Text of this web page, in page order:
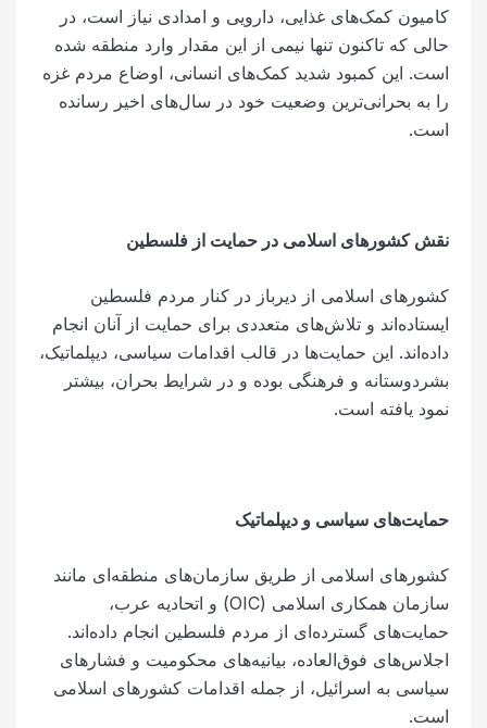
کامیون کمک‌های غذایی، دارویی و امدادی نیاز است، در
حالی که تاکنون تنها نیمی از این مقدار وارد منطقه شده
است. این کمبود شدید کمک‌های انسانی، اوضاع مردم غزه
را به بحرانی‌ترین وضعیت خود در سال‌های اخیر رسانده
است.
نقش کشورهای اسلامی در حمایت از فلسطین
کشورهای اسلامی از دیرباز در کنار مردم فلسطین
ایستاده‌اند و تلاش‌های متعددی برای حمایت از آنان انجام
داده‌اند. این حمایت‌ها در قالب اقدامات سیاسی، دیپلماتیک،
بشردوستانه و فرهنگی بوده و در شرایط بحران، بیشتر
نمود یافته است.
حمایت‌های سیاسی و دیپلماتیک
کشورهای اسلامی از طریق سازمان‌های منطقه‌ای مانند
سازمان همکاری اسلامی (OIC) و اتحادیه عرب،
حمایت‌های گسترده‌ای از مردم فلسطین انجام داده‌اند.
اجلاس‌های فوق‌العاده، بیانیه‌های محکومیت و فشارهای
سیاسی به اسرائیل، از جمله اقدامات کشورهای اسلامی
است.